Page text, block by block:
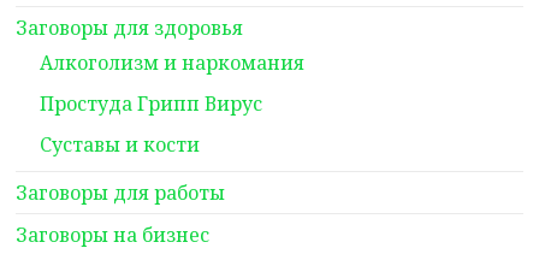
Заговоры для здоровья
Алкоголизм и наркомания
Простуда Грипп Вирус
Суставы и кости
Заговоры для работы
Заговоры на бизнес